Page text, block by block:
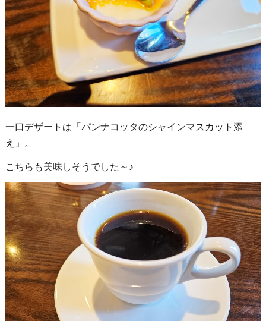
一口デザートは「パンナコッタのシャインマスカット添
え」。
こちらも美味しそうでした～♪